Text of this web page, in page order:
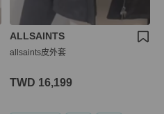
ALLSAINTS
allsaints皮外套
TWD 16,199